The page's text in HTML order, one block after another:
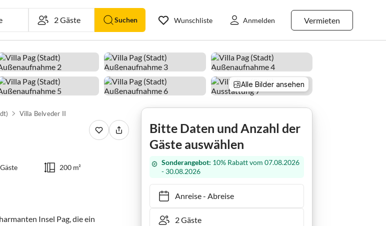
Suchen Vermieten
Wunschliste Anmelden
Alle Bilder ansehen
Villa Belveder II
200 m²
Insel Pag, die ein
Bitte Daten und Anzahl der
Gäste auswählen
Sonderangebot: 10% Rabatt vom 07.08.2026
- 30.08.2026
Anreise- Abreise